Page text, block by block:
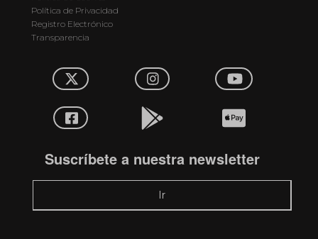
Política de Privacidad
Registro Electrónico
Transparencia
Suscríbete a nuestra newsletter
Ir